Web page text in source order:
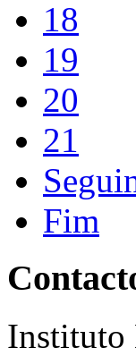
18
19
20
21
Fim
Instituto